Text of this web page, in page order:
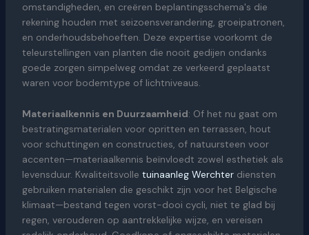
omstandigheden, en creëren beplantingsschema's die
rekening houden met seizoensverandering, groeipatronen,
en onderhoudsbehoeften. Deze expertise voorkomt de
teleurstellingen van planten die nooit gedijen ondanks
goede zorgen simpelweg omdat ze verkeerd geplaatst
waren voor bodemtype of lichtniveaus.
Materiaalkennis en Duurzaamheid: Of het nu gaat om
bestratingsmaterialen voor opritten en terrassen, hout
voor schuttingen en constructies, of natuursteen voor
accenten—materiaalkennis beïnvloedt zowel esthetiek als
levensduur. Kwaliteitsvolle tuinaanleg Werchterdiensten
gebruiken materialen die geschikt zijn voor het Belgische
klimaat—bestand tegen vorst-dooi cycli, niet te glad bij
regen, verouderen op aantrekkelijke wijze, en vereisen